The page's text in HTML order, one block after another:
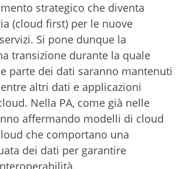
strategico che diventa
(cloud first) per le nuove
Si pone dunque la
transizione durante la quale
parte dei dati saranno mantenuti
altri dati e applicazioni
Nella PA, come già nelle
affermando modelli di cloud
che comportano una
dei dati per garantire